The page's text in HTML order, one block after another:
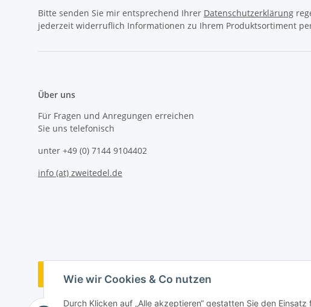
Wie wir Cookies & Co nutzen
Durch Klicken auf „Alle akzeptieren“ gestatten Sie den
Bitte senden Sie mir entsprechend Ihrer Datenschutzerklärung
jederzeit widerruflich Informationen zu Ihrem Produktsortiment
Über uns
Für Fragen und Anregungen erreichen
Sie uns telefonisch
unter +49 (0) 7144 9104402
info (at) zweitedel.de
Vertrag widerrufen